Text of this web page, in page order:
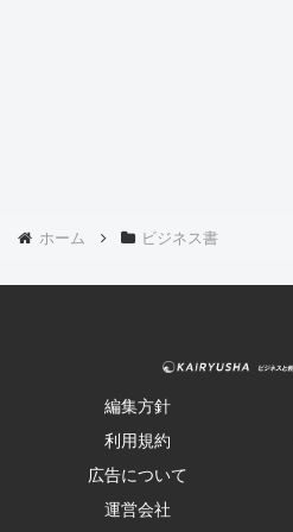
ホーム ビジネス書
編集方針
利用規約
広告について
運営会社